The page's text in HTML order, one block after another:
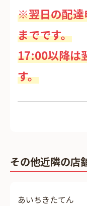
※翌日の配達
までです。
17:00以降は
す。
その他近隣の店
あいちきたてん